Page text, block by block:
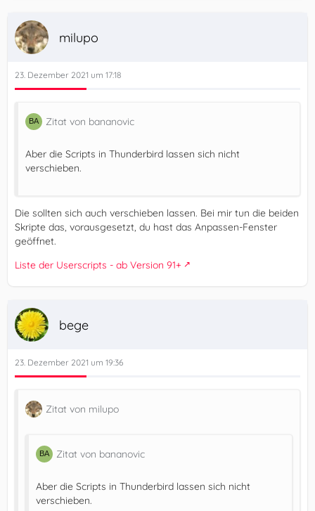
milupo
23. Dezember 2021 um 17:18
Zitat von bananovic
Aber die Scripts in Thunderbird lassen sich nicht
verschieben.
Die sollten sich auch verschieben lassen. Bei mir tun die beiden
Skripte das, vorausgesetzt, du hast das Anpassen-Fenster
geöffnet.
Liste der Userscripts - ab Version 91+
bege
23. Dezember 2021 um 19:36
Zitat von milupo
Zitat von bananovic
Aber die Scripts in Thunderbird lassen sich nicht
verschieben.